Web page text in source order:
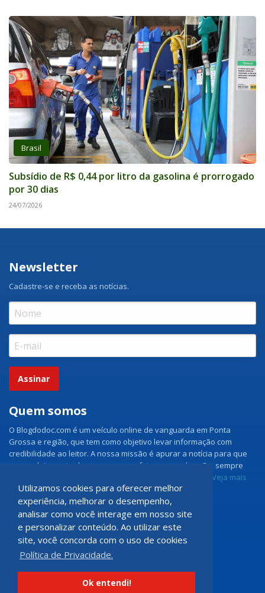
Utilizamos cookies para oferecer melhor
experiência, melhorar o desempenho,
analisar como você interage em nosso site
e personalizar conteúdo. Ao utilizar este
site, você concorda com o uso de cookies
Política de Privacidade.
Ok entendi!
Brasil
Subsídio de R$ 0,44 por litro da gasolina é prorrogado
por 30 dias
24/07/2026
Newsletter
Cadastre-se e receba as notícias.
Assinar
Quem somos
O Blogdodoc.com é um veículo online de vanguarda em Ponta
Grossa e região, que tem como objetivo levar informação com
credibilidade ao leitor. A nossa missão é apurar a notícia para que
nossos leitores tenham acesso aos fatos como eles são, sempre
Veja mais
Grupo Doc.com
Rua Rio de Janeiro, 150 - Sala 102
CEP: 84070-060 - Nova Rússia
Ponta Grossa \ PR